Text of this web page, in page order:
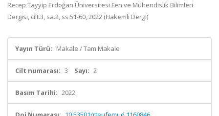
Recep Tayyip Erdoğan Üniversitesi Fen ve Mühendislik Bilimleri
Dergisi, cilt.3, sa.2, ss.51-60, 2022 (Hakemli Dergi)
Yayın Türü: Makale / Tam Makale
Cilt numarası: 3 Sayı: 2
Basım Tarihi: 2022